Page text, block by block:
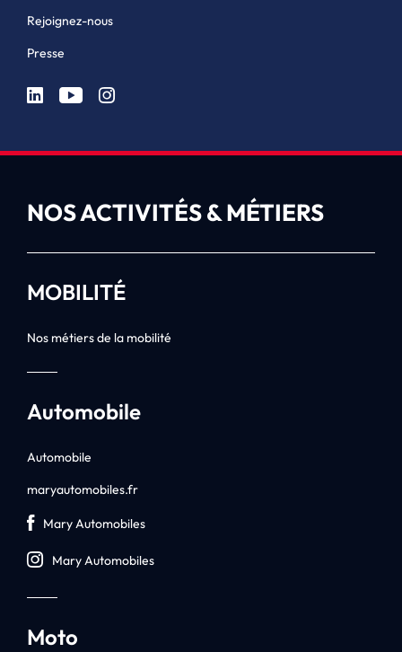
Rejoignez-nous
Presse
NOS ACTIVITÉS & MÉTIERS
MOBILITÉ
Nos métiers de la mobilité
Automobile
Automobile
maryautomobiles.fr
Mary Automobiles
Mary Automobiles
Moto